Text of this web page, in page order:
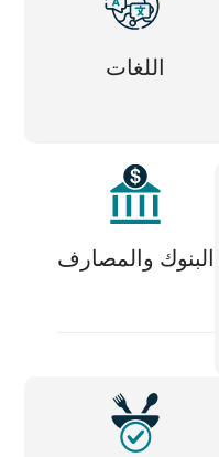
اللغات
البنوك والمصارف